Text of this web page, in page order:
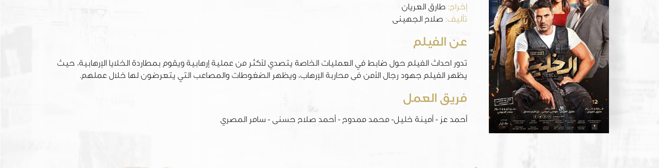
إخراج: طارق العريان
تأليف: صلاح الجهينى
عن الفيلم
تدور احداث الفيلم حول ضابط في العمليات الخاصة يتصدي لأكثر من عملية إرهابية ويقوم بمطاردة الخلايا الإرهابية، حيث
يظهر الفيلم جهود رجال الأمن فى محاربة الإرهاب، ويظهر الضغوطات والمصاعب التي يتعرضون لها خلال عملهم.
فريق العمل
أحمد عز - أمينة خليل- محمد ممدوح - أحمد صلاح حسنى - سامر المصري